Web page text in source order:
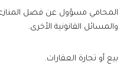
المحامي مسؤول عن فصل
والمسائل القانونية الأخرى.
بيع أو تجارة العقارات.